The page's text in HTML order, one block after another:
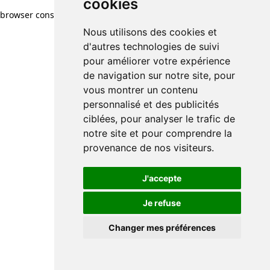
cookies
Nous utilisons des cookies et
d'autres technologies de suivi
pour améliorer votre expérience
de navigation sur notre site, pour
vous montrer un contenu
personnalisé et des publicités
ciblées, pour analyser le trafic de
notre site et pour comprendre la
provenance de nos visiteurs.
J'accepte
Je refuse
Changer mes préférences
browser console for more information)